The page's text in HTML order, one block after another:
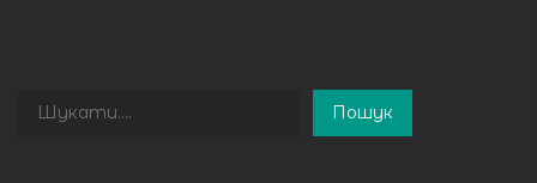
Пошук
Пошук